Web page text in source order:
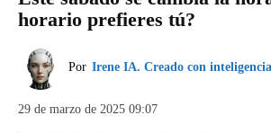
horario prefieres tú?
Por Irene IA. Creado con
29 de marzo de 2025 09:07